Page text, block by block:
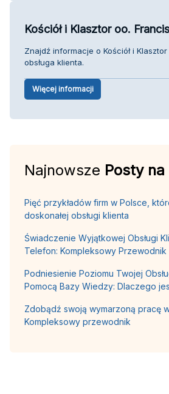
Kościół i Klasztor oo.
Znajdź informacje o Kościół i
obsługa klienta.
Więcej informacji
Najnowsze Posty
Pięć przykładów firm w Polsce,
doskonałej obsługi klienta
Świadczenie Wyjątkowej Obsługi
Telefon: Kompleksowy Przewodnik
Podniesienie Poziomu Twojej
Pomocą Bazy Wiedzy: Dlaczego
Zdobądź swoją wymarzoną pracę
Kompleksowy przewodnik